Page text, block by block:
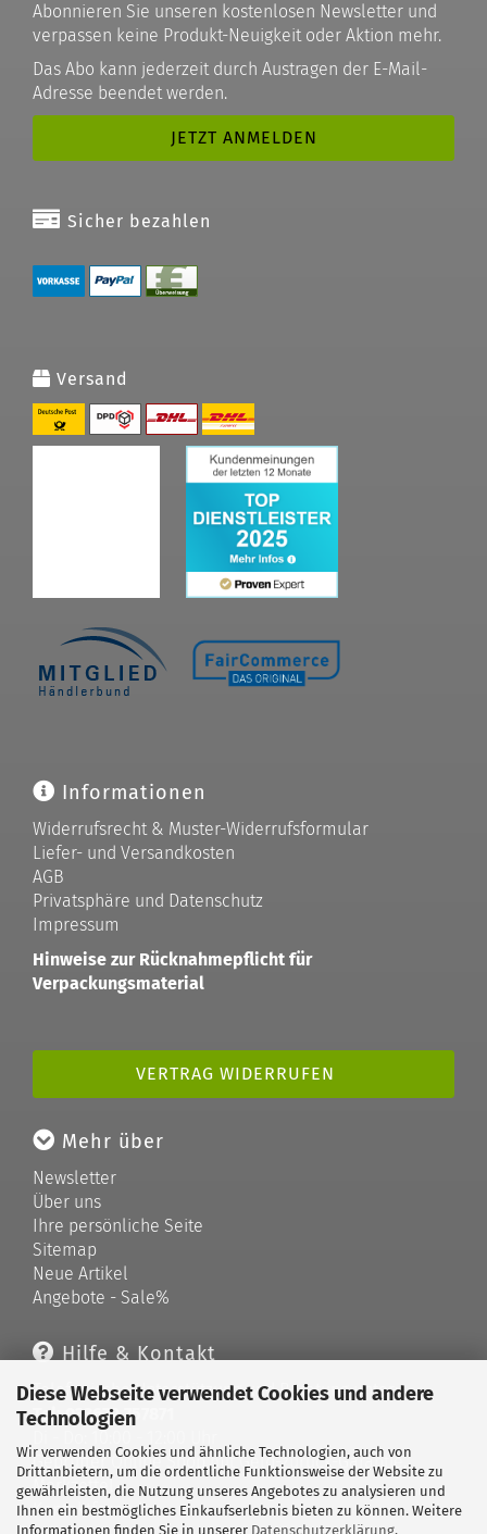
Diese Webseite verwendet Cookies und andere
Technologien
Wir verwenden Cookies und ähnliche Technologien, auch von
Drittanbietern, um die ordentliche Funktionsweise der Website zu
gewährleisten, die Nutzung unseres Angebotes zu analysieren und
Ihnen ein bestmögliches Einkaufserlebnis bieten zu können. Weitere
Informationen finden Sie in unserer Datenschutzerklärung.
Abonnieren Sie unseren kostenlosen Newsletter und
verpassen keine Produkt-Neuigkeit oder Aktion mehr.
Das Abo kann jederzeit durch Austragen der E-Mail-
Adresse beendet werden.
Sicher bezahlen
Versand
Informationen
Widerrufsrecht & Muster-Widerrufsformular
Liefer- und Versandkosten
AGB
Privatsphäre und Datenschutz
Impressum
Hinweise zur Rücknahmepflicht für
Verpackungsmaterial
VERTRAG WIDERRUFEN
Mehr über
Newsletter
Über uns
Ihre persönliche Seite
Sitemap
Neue Artikel
Angebote - Sale%
Hilfe & Kontakt
Telefonische Unterstützung und Beratung unter:
Tel: 033679 757871
Geprüfter Online Shop mit Geld-zurück-Garantie.
Merkzettel
Kontaktformular